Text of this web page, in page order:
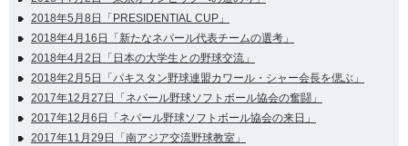
2018年5月8日「PRESIDENTIAL CUP」
2018年4月16日「新たなネパール代表チームの選考」
2018年4月2日「日本の大学生との野球交流」
2018年2月5日「パキスタン野球連盟カワール・シャー会長を偲ぶ」
2017年12月27日「ネパール野球ソフトボール協会の奮闘」
2017年12月6日「ネパール野球ソフトボール協会の来日」
2017年11月29日「南アジア交流野球教室」